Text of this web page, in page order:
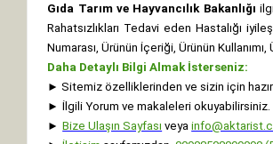
Gıda Tarım ve Hayvancılık Bakanlığı
Rahatsızlıkları Tedavi eden Hastalığı
Numarası, Ürünün İçeriği, Ürünün
Daha Detaylı Bilgi Almak İsterseniz:
► Sitemiz özelliklerinden ve sizin için
► İlgili Yorum ve makaleleri okuyabilirsiniz.
► Bize Ulaşın Sayfası veya